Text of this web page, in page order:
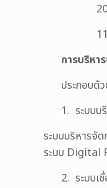
การบริหา
ประกอบด้
1. ระบบบ
ระบบบริหารจั
ระบบ Digital
2. ระบบ